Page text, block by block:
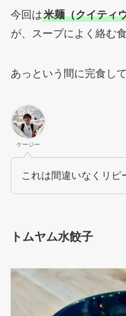
今回は米麺（クイティ
が、スープによく絡む
あっという間に完食し
ケージー
これは間違いなくリピ
トムヤム水餃子